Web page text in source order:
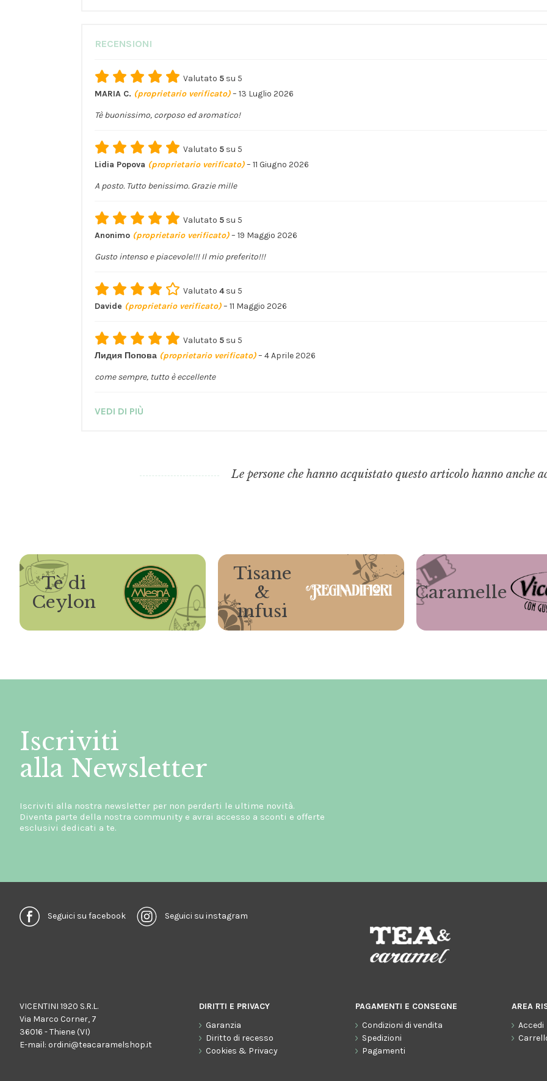
RECENSIONI
Valutato 5su 5
MARIA C. (proprietario verificato)– 13 Luglio 2026
Tè buonissimo, corposo ed aromatico!
Valutato 5su 5
Lidia Popova (proprietario verificato)– 11 Giugno 2026
A posto. Tutto benissimo. Grazie mille
Valutato 5su 5
Anonimo (proprietario verificato)– 19 Maggio 2026
Gusto intenso e piacevole!!! Il mio preferito!!!
Valutato 4su 5
Davide (proprietario verificato)– 11 Maggio 2026
Valutato 5su 5
Лидия Попова (proprietario verificato)– 4 Aprile 2026
come sempre, tutto è eccellente
VEDI DI PIÙ
Le persone che hanno acquistato questo articolo hanno anche
Tè di
Ceylon
Tisane
&
infusi
Caramelle
Iscriviti
alla Newsletter
Iscriviti alla nostra newsletter per non perderti le ultime novità.
Diventa parte della nostra community e avrai accesso a sconti e offerte
esclusivi dedicati a te.
Seguici su facebook Seguici su instagram
VICENTINI 1920 S.R.L.
Via Marco Corner, 7
36016 - Thiene (VI)
E-mail: ordini@teacaramelshop.it
DIRITTI E PRIVACY
Garanzia
Diritto di recesso
Cookies & Privacy
PAGAMENTI E CONSEGNE
Condizioni di vendita
Spedizioni
Pagamenti
AREA
Accedi